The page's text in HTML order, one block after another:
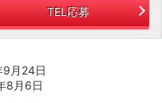
TEL応募
月24日
8月6日